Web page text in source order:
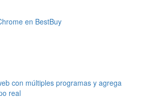
en BestBuy
con múltiples programas y agrega
real